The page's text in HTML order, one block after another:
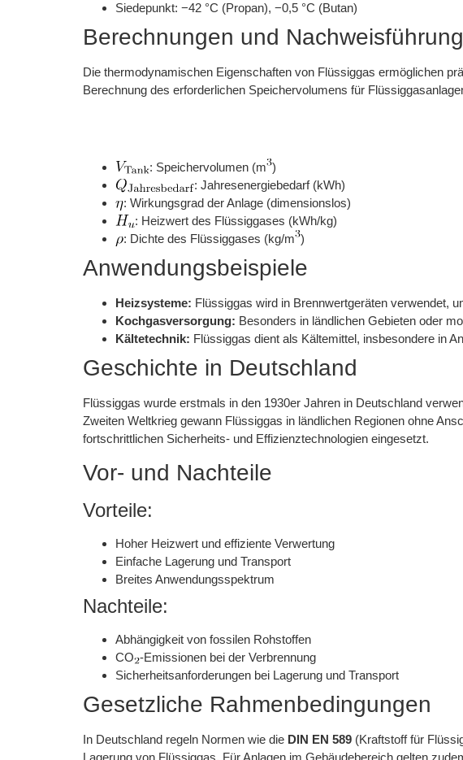
Siedepunkt: −42 °C (Propan), −0,5 °C (Butan)
Berechnungen und Nachweisführung
Die thermodynamischen Eigenschaften von Flüssiggas ermöglichen
Berechnung des erforderlichen Speichervolumens für
: Speichervolumen (m )
: Jahresenergiebedarf (kWh)
: Wirkungsgrad der Anlage (dimensionslos)
: Heizwert des Flüssiggases (kWh/kg)
: Dichte des Flüssiggases (kg/m )
Anwendungsbeispiele
Heizsysteme: Flüssiggas wird in Brennwertgeräten verwendet,
Kochgasversorgung: Besonders in ländlichen Gebieten oder
Kältetechnik: Flüssiggas dient als Kältemittel, insbesondere in
Geschichte in Deutschland
Flüssiggas wurde erstmals in den 1930er Jahren in Deutschland
Zweiten Weltkrieg gewann Flüssiggas in ländlichen Regionen ohne
fortschrittlichen Sicherheits- und Effizienztechnologien eingesetzt.
Vor- und Nachteile
Vorteile:
Hoher Heizwert und effiziente Verwertung
Einfache Lagerung und Transport
Breites Anwendungsspektrum
Nachteile:
Abhängigkeit von fossilen Rohstoffen
CO -Emissionen bei der Verbrennung
Sicherheitsanforderungen bei Lagerung und Transport
Gesetzliche Rahmenbedingungen
In Deutschland regeln Normen wie die DIN EN 589 (Kraftstoff für
Lagerung von Flüssiggas. Für Anlagen im Gebäudebereich gelten